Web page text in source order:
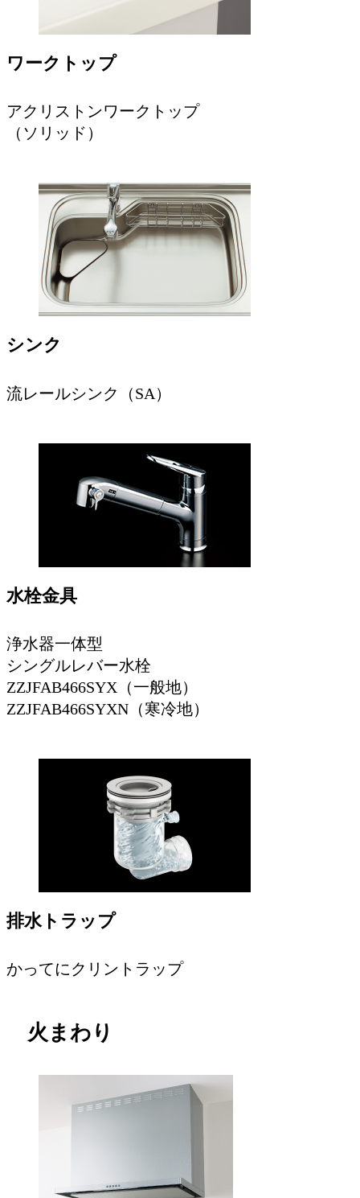
ワークトップ
アクリストンワークトップ
（ソリッド）
シンク
流レールシンク（SA）
水栓金具
浄水器一体型
シングルレバー水栓
ZZJFAB466SYX（一般地）
ZZJFAB466SYXN（寒冷地）
排水トラップ
かってにクリントラップ
火まわり